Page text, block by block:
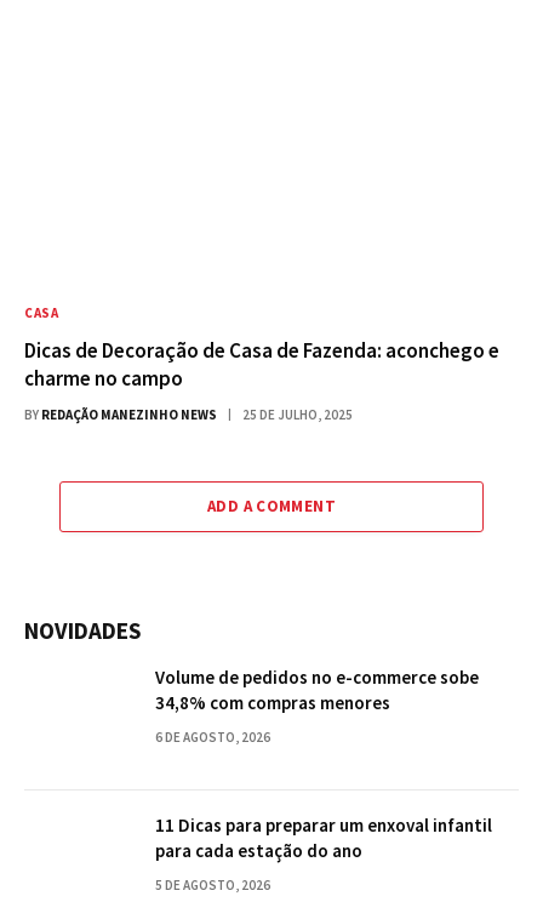
CASA
Dicas de Decoração de Casa de Fazenda: aconchego e
charme no campo
BY REDAÇÃO MANEZINHO NEWS 25 DE JULHO, 2025
ADD A COMMENT
NOVIDADES
Volume de pedidos no e-commerce sobe
34,8% com compras menores
6 DE AGOSTO, 2026
11 Dicas para preparar um enxoval infantil
para cada estação do ano
5 DE AGOSTO, 2026